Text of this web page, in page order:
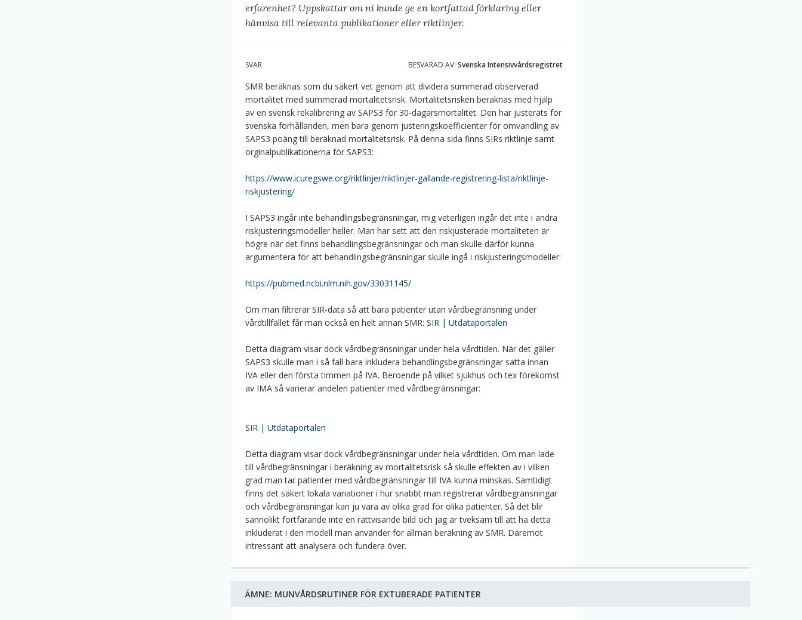
erfarenhet? Uppskattar om ni kunde ge en kortfattad förklaring eller
hänvisa till relevanta publikationer eller riktlinjer.
SVAR BESVARAD AV:Svenska Intensivvårdsregistret
SMR beräknas som du säkert vet genom att dividera summerad observerad
mortalitet med summerad mortalitetsrisk. Mortalitetsrisken beräknas med hjälp
av en svensk rekalibrering av SAPS3 för 30-dagarsmortalitet. Den har justerats för
svenska förhållanden, men bara genom justeringskoefficienter för omvandling av
SAPS3 poäng till beräknad mortalitetsrisk. På denna sida finns SIRs riktlinje samt
orginalpublikationerna för SAPS3:
https://www.icuregswe.org/riktlinjer/riktlinjer-gallande-registrering-lista/riktlinje-
riskjustering/
I SAPS3 ingår inte behandlingsbegränsningar, mig veterligen ingår det inte i andra
riskjusteringsmodeller heller. Man har sett att den riskjusterade mortaliteten är
högre när det finns behandlingsbegränsningar och man skulle därför kunna
argumentera för att behandlingsbegränsningar skulle ingå i riskjusteringsmodeller:
https://pubmed.ncbi.nlm.nih.gov/33031145/
Om man filtrerar SIR-data så att bara patienter utan vårdbegränsning under
vårdtillfället får man också en helt annan SMR: SIR | Utdataportalen
Detta diagram visar dock vårdbegränsningar under hela vårdtiden. När det gäller
SAPS3 skulle man i så fall bara inkludera behandlingsbegränsningar satta innan
IVA eller den första timmen på IVA. Beroende på vilket sjukhus och tex förekomst
av IMA så varierar andelen patienter med vårdbegränsningar:
SIR | Utdataportalen
Detta diagram visar dock vårdbegränsningar under hela vårdtiden. Om man lade
till vårdbegränsningar i beräkning av mortalitetsrisk så skulle effekten av i vilken
grad man tar patienter med vårdbegränsningar till IVA kunna minskas. Samtidigt
finns det säkert lokala variationer i hur snabbt man registrerar vårdbegränsningar
och vårdbegränsningar kan ju vara av olika grad för olika patienter. Så det blir
sannolikt fortfarande inte en rättvisande bild och jag är tveksam till att ha detta
inkluderat i den modell man använder för allmän beräkning av SMR. Däremot
intressant att analysera och fundera över.
ÄMNE: MUNVÅRDSRUTINER FÖR EXTUBERADE PATIENTER